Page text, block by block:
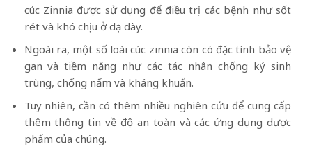
cúc Zinnia được sử dụng để điều trị các bệnh như sốt
rét và khó chịu ở dạ dày.
Ngoài ra, một số loài cúc zinnia còn có đặc tính bảo vệ
gan và tiềm năng như các tác nhân chống ký sinh
trùng, chống nấm và kháng khuẩn.
Tuy nhiên, cần có thêm nhiều nghiên cứu để cung cấp
thêm thông tin về độ an toàn và các ứng dụng dược
phẩm của chúng.